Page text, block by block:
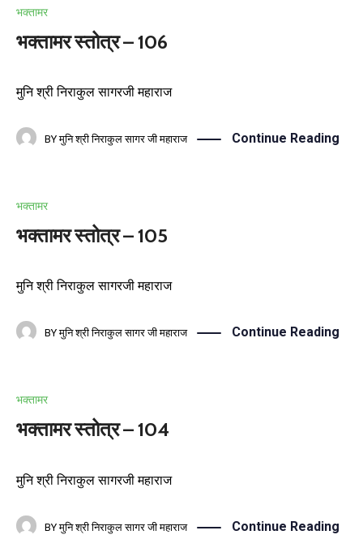
भक्तामर
भक्तामर स्तोत्र – 106
मुनि श्री निराकुल सागरजी महाराज
BY मुनि श्री निराकुल सागर जी महाराज Continue Reading
भक्तामर
भक्तामर स्तोत्र – 105
मुनि श्री निराकुल सागरजी महाराज
BY मुनि श्री निराकुल सागर जी महाराज Continue Reading
भक्तामर
भक्तामर स्तोत्र – 104
मुनि श्री निराकुल सागरजी महाराज
BY मुनि श्री निराकुल सागर जी महाराज Continue Reading